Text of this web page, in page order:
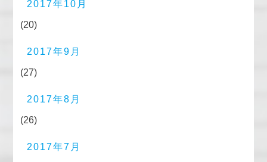
2017年10月
(20)
2017年9月
(27)
2017年8月
(26)
2017年7月